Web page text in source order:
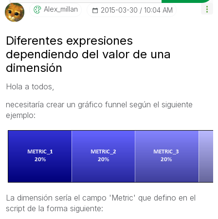
Alex_millan ‎2015-03-30 10:04 AM
Diferentes expresiones
dependiendo del valor de una
dimensión
Hola a todos,
necesitaría crear un gráfico funnel según el siguiente
ejemplo:
La dimensión sería el campo 'Metric' que defino en el
script de la forma siguiente: